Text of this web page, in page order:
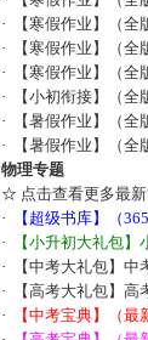
·
【寒假作业】（
·
【寒假作业】（
·
【寒假作业】（
·
【小初衔接】（
·
【暑假作业】（
·
【暑假作业】（
物理专题
☆ 点击查看更多最
·
【超级书库】（
·
【小升初大礼包
·
【中考大礼包】
·
【高考大礼包】
·
【中考宝典】（